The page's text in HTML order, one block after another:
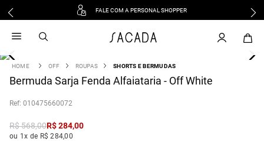
FALE COM A PERSONAL SHOPPER
OFF ROUPAS SHORTS E BERMUDAS
Bermuda Sarja Fenda Alfaiataria - Off White
: 010475660072
R$568,00R$284,00
ou 1x de R$ 284,00
vestido
3 º blusa
º tricot
º macacão